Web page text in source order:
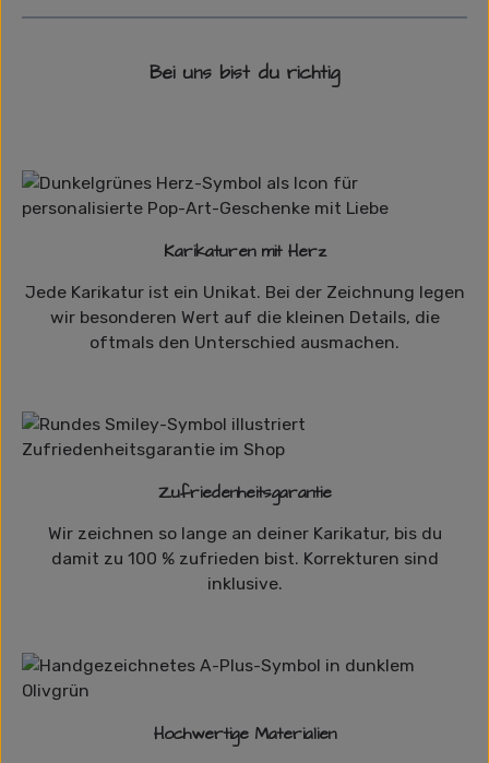
Bei uns bist du richtig
Karikaturen mit Herz
Jede Karikatur ist ein Unikat. Bei der Zeichnung legen
wir besonderen Wert auf die kleinen Details, die
oftmals den Unterschied ausmachen.
Zufriedenheitsgarantie
Wir zeichnen so lange an deiner Karikatur, bis du
damit zu 100 % zufrieden bist. Korrekturen sind
inklusive.
Hochwertige Materialien